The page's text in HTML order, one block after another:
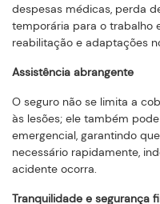
despesas médicas, perda
temporária para o trabalho
reabilitação e adaptações
Assistência abrangente
O seguro não se limita a
às lesões; ele também
emergencial, garantindo
necessário rapidamente,
acidente ocorra.
Tranquilidade e segurança